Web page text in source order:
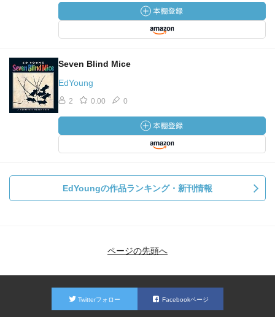
Seven Blind Mice
EdYoung
2 0.00 0
EdYoungの作品ランキング・新刊情報
ページの先頭へ
Twitterフォロー Facebookページ